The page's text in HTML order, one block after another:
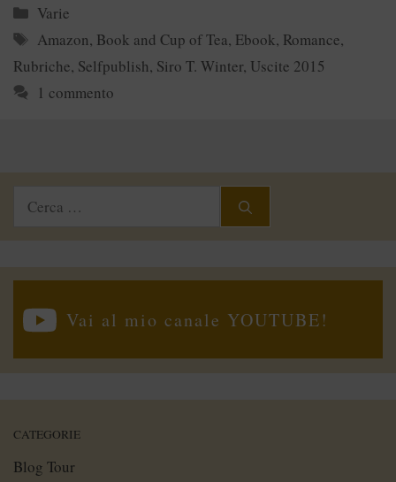
Categorie
Varie
Tag
Amazon, Book and Cup of Tea, Ebook, Romance,
Rubriche, Selfpublish, Siro T. Winter, Uscite 2015
1 commento
Ricerca
Vai al mio canale YOUTUBE!
CATEGORIE
Blog Tour